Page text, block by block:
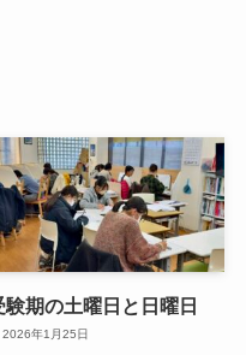
験期の土曜日と日曜日
2026年1月25日